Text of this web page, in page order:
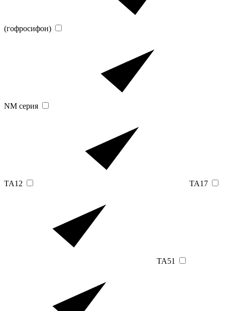
(гофросифон)
NM серия
TA12 TA17
TA51